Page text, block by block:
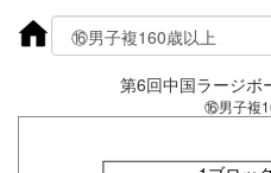
第6回中国ラージボ
⑯男子複